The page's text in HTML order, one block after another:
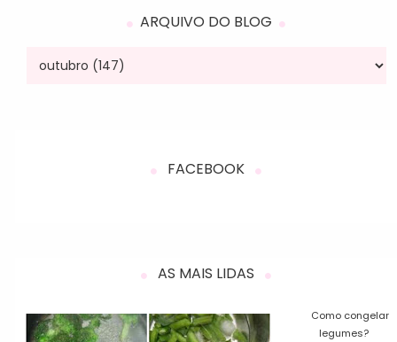
ARQUIVO DO BLOG
FACEBOOK
AS MAIS LIDAS
Como congelar
legumes?